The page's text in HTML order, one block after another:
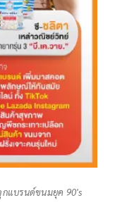
กแบรนด์ขนมยุค 90's